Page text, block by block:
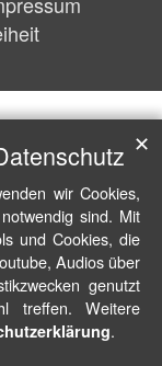
wir Cookies,
sind. Mit
und Cookies, die
Audios über
genutzt
treffen. Weitere
.
✕